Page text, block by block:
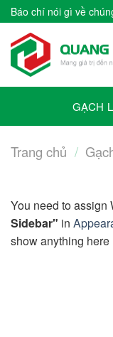
Skip
to
content
Báo chí nói gì về
GẠCH
Trang chủ /
You need to assign
Sidebar" in
show anything here